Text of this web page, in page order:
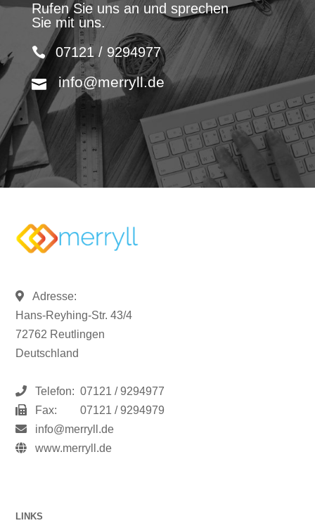
Rufen Sie uns an und sprechen
Sie mit uns.
07121 / 9294977
info@merryll.de
Adresse:
Hans-Reyhing-Str. 43/4
72762 Reutlingen
Deutschland
Telefon: 07121 / 9294977
Fax:
07121 / 9294979
info@merryll.de
www.merryll.de
LINKS